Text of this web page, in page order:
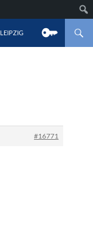
LEIPZIG
#16771